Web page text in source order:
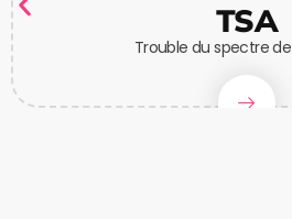
TSA
Trouble du spectre